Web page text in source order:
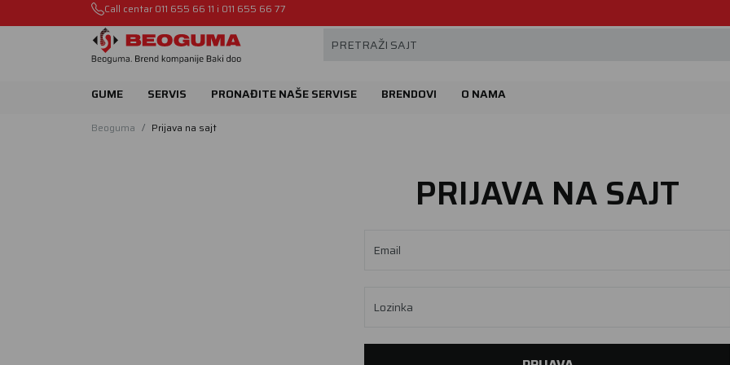
Call centar 011 655 66 11 i 011 655 66 77
Mehanika automobila u Beogumu.
PRETRAŽI SAJT
GUME SERVIS PRONAĐITE NAŠE SERVISE BRENDOVI O NAMA
Beoguma Prijava na sajt
PRIJAVA NA SAJT
Email
Lozinka